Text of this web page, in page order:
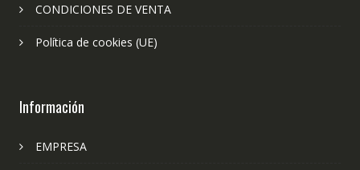
CONDICIONES DE VENTA
Política de cookies (UE)
Información
EMPRESA